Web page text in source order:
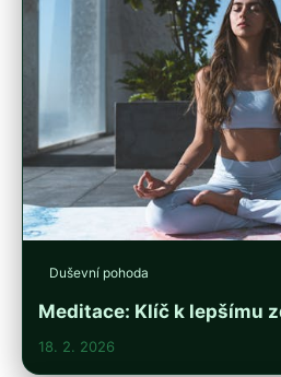
Duševní pohoda
Meditace: Klíč k lepšímu
18. 2. 2026